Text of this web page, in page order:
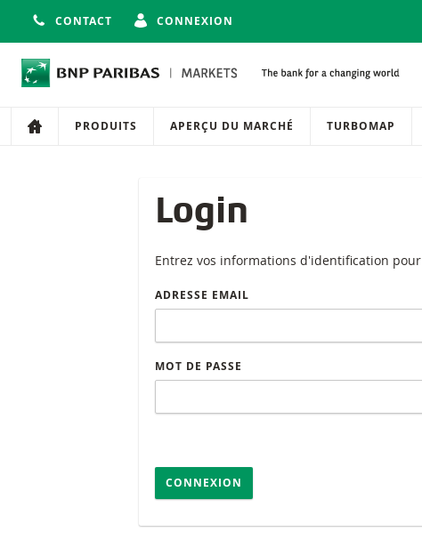
CONTACT CONNEXION
Navigation
Navigation sur le site
PRODUITS APERÇU DU MARCHÉ TURBOMAP
Login
Entrez vos informations d'identification
ADRESSE EMAIL
MOT DE PASSE
CONNEXION